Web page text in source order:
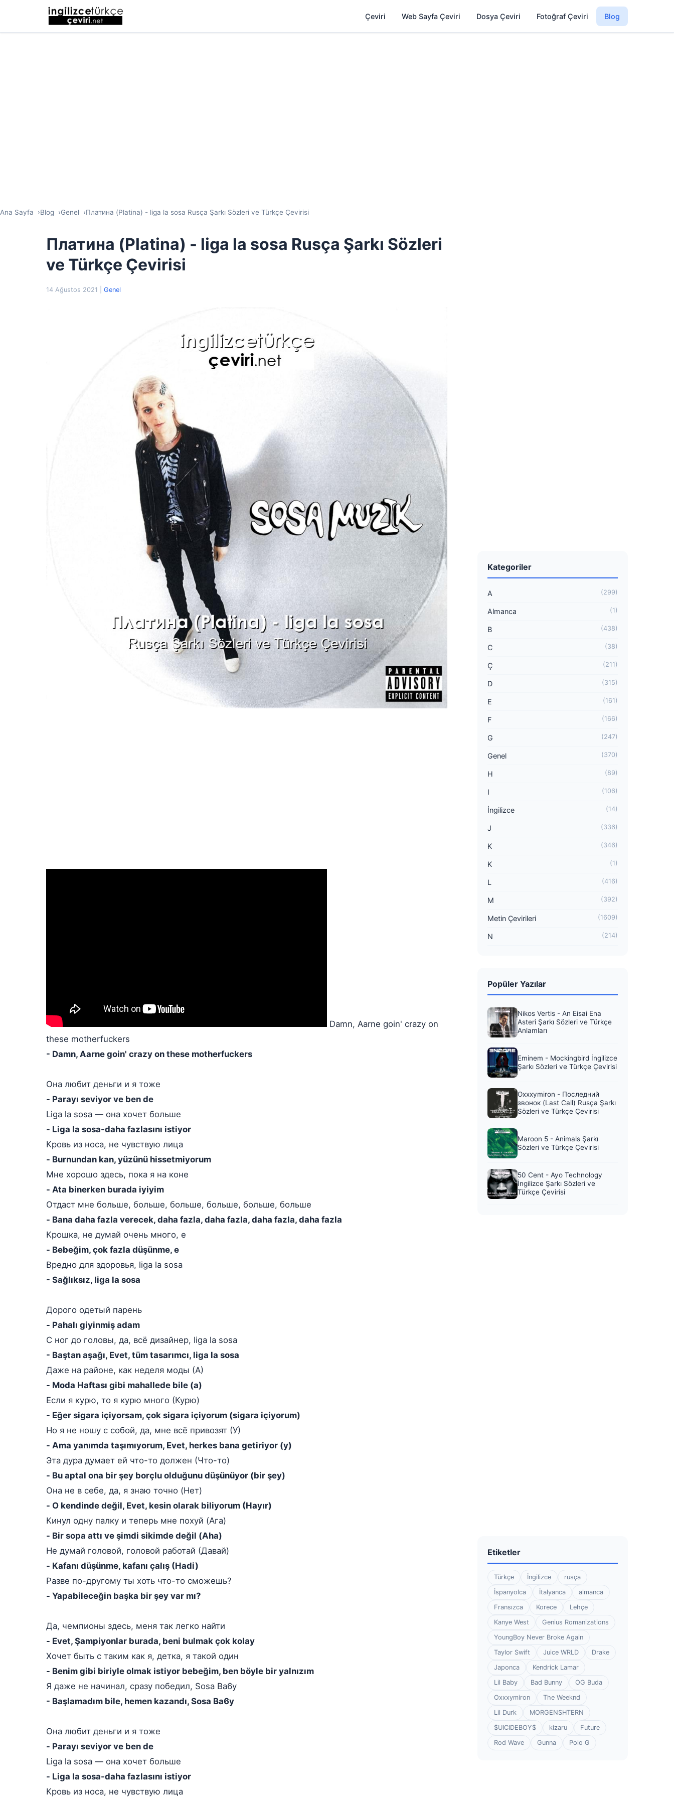
Çeviri Web Sayfa Çeviri Dosya Çeviri Fotoğraf Çeviri Blog
Ana Sayfa Blog Genel Платина (Platina) - liga la sosa Rusça Şarkı Sözleri ve Türkçe Çevirisi
Платина (Platina) - liga la sosa Rusça Şarkı Sözleri
ve Türkçe Çevirisi
14 Ağustos 2021 Genel
Damn, Aarne goin' crazy on
these motherfuckers
- Damn, Aarne goin' crazy on these motherfuckers
Она любит деньги и я тоже
- Parayı seviyor ve ben de
Liga la sosa — она хочет больше
- Liga la sosa-daha fazlasını istiyor
Кровь из носа, не чувствую лица
- Burnundan kan, yüzünü hissetmiyorum
Мне хорошо здесь, пока я на коне
- Ata binerken burada iyiyim
Отдаст мне больше, больше, больше, больше, больше, больше
- Bana daha fazla verecek, daha fazla, daha fazla, daha fazla, daha fazla
Крошка, не думай очень много, е
- Bebeğim, çok fazla düşünme, e
Вредно для здоровья, liga la sosa
- Sağlıksız, liga la sosa
Дорого одетый парень
- Pahalı giyinmiş adam
С ног до головы, да, всё дизайнер, liga la sosa
- Baştan aşağı, Evet, tüm tasarımcı, liga la sosa
Даже на районе, как неделя моды (А)
- Moda Haftası gibi mahallede bile (a)
Если я курю, то я курю много (Курю)
- Eğer sigara içiyorsam, çok sigara içiyorum (sigara içiyorum)
Но я не ношу с собой, да, мне всё привозят (У)
- Ama yanımda taşımıyorum, Evet, herkes bana getiriyor (y)
Эта дура думает ей что-то должен (Что-то)
- Bu aptal ona bir şey borçlu olduğunu düşünüyor (bir şey)
Она не в себе, да, я знаю точно (Нет)
- O kendinde değil, Evet, kesin olarak biliyorum (Hayır)
Кинул одну палку и теперь мне похуй (Ага)
- Bir sopa attı ve şimdi sikimde değil (Aha)
Не думай головой, головой работай (Давай)
- Kafanı düşünme, kafanı çalış (Hadi)
Разве по-другому ты хоть что-то сможешь?
- Yapabileceğin başka bir şey var mı?
Да, чемпионы здесь, меня так легко найти
- Evet, Şampiyonlar burada, beni bulmak çok kolay
Хочет быть с таким как я, детка, я такой один
- Benim gibi biriyle olmak istiyor bebeğim, ben böyle bir yalnızım
Я даже не начинал, сразу победил, Sosa Ba6y
- Başlamadım bile, hemen kazandı, Sosa Ba6y
Она любит деньги и я тоже
- Parayı seviyor ve ben de
Liga la sosa — она хочет больше
- Liga la sosa-daha fazlasını istiyor
Кровь из носа, не чувствую лица
Kategoriler
A (299)
Almanca (1)
B (438)
C (38)
Ç (211)
D (315)
E (161)
F (166)
G (247)
Genel (370)
H (89)
I (106)
İngilizce (14)
J (336)
K (346)
K (1)
L (416)
M (392)
Metin Çevirileri (1609)
N (214)
Popüler Yazılar
Nikos Vertis - An Eisai Ena
Asteri Şarkı Sözleri ve Türkçe
Anlamları
Eminem - Mockingbird İngilizce
Şarkı Sözleri ve Türkçe Çevirisi
Oxxxymiron - Последний
звонок (Last Call) Rusça Şarkı
Sözleri ve Türkçe Çevirisi
Maroon 5 - Animals Şarkı
Sözleri ve Türkçe Çevirisi
50 Cent - Ayo Technology
İngilizce Şarkı Sözleri ve
Türkçe Çevirisi
Etiketler
Türkçe İngilizce
rusça
İspanyolca
İtalyanca
almanca
Fransızca
Korece
Lehçe
Kanye West
Genius Romanizations
YoungBoy Never Broke Again
Taylor Swift
Juice WRLD
Drake
Japonca
Kendrick Lamar
Lil Baby
Bad Bunny
OG Buda
Oxxxymiron
The Weeknd
Lil Durk
MORGENSHTERN
$UICIDEBOY$
kizaru
Future
Rod Wave
Gunna Polo G